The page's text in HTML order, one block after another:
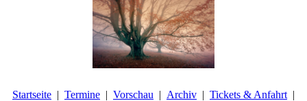
Startseite Termine Vorschau Archiv Tickets & Anfahrt